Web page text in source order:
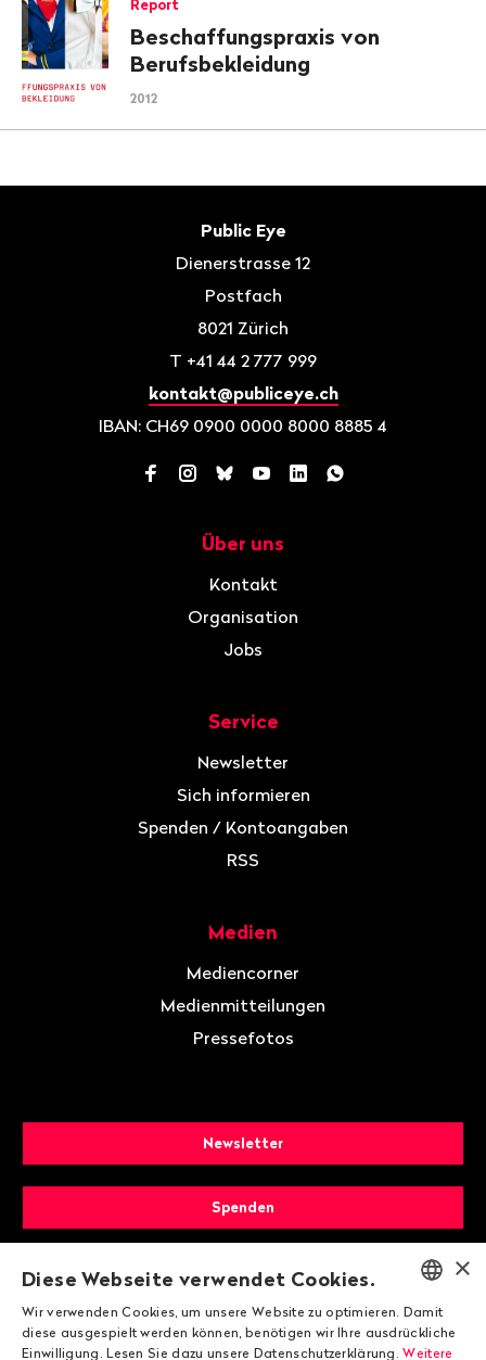
Report
Beschaffungs­praxis von
Berufs­bekleidung
2012
Public Eye
Dienerstrasse 12
Postfach
8021 Zürich
T +41 44 2 777 999
kontakt@publiceye.ch
IBAN: CH69 0900 0000 8000 8885 4
Facebook
Instagram
BlueskyYouTube
LinkedInWhatsApp
Über uns
Kontakt
Organisation
Jobs
Service
Newsletter
Sich informieren
Spenden / Kontoangaben
RSS
Medien
Mediencorner
Medienmitteilungen
Pressefotos
Newsletter
Spenden
Mitglied werden
ENGLISH
×
Diese Webseite verwendet Cookies.
Wir verwenden Cookies, um unsere Website zu optimieren. Damit
diese ausgespielt werden können, benötigen wir Ihre ausdrückliche
Einwilligung. Lesen Sie dazu unsere Datenschutzerklärung. Weitere